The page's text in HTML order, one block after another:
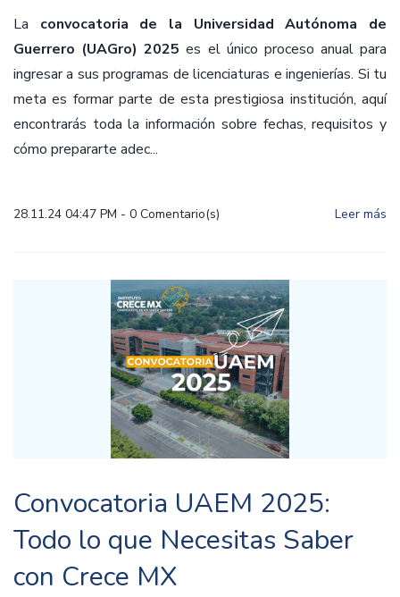
La convocatoria de la Universidad Autónoma de
Guerrero (UAGro) 2025 es el único proceso anual para
ingresar a sus programas de licenciaturas e ingenierías. Si tu
meta es formar parte de esta prestigiosa institución, aquí
encontrarás toda la información sobre fechas, requisitos y
cómo prepararte adec...
28.11.24 04:47 PM - 0 Comentario(s) Leer más
Convocatoria UAEM 2025:
Todo lo que Necesitas Saber
con Crece MX